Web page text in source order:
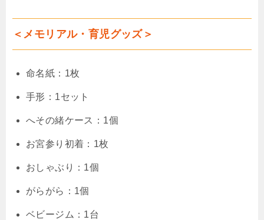
＜メモリアル・育児グッズ＞
命名紙：1枚
手形：1セット
へその緒ケース：1個
お宮参り初着：1枚
おしゃぶり：1個
がらがら：1個
ベビージム：1台